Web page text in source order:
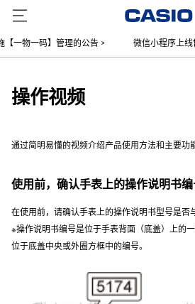
物一码】管理的公告 > 微信小程序上线售
操作视频
通过简明易懂的视频介绍产品使用方法和主要功能
使用前，确认手表上的操作说明书编
在使用前，请确认手表上的操作说明书型号是否
※操作说明书编号是位于手表背面（底盖）上的
位于底盖中央或外圈方框中的编号。